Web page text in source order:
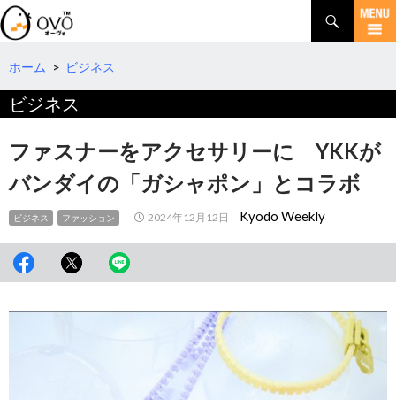
検
索
コ
テ
へ
移
ホーム > ビジネス
ビジネス
ファスナーをアクセサリーに YKKが
バンダイの「ガシャポン」とコラボ
ビジネス ファッション 2024年12月12日 Kyodo Weekly